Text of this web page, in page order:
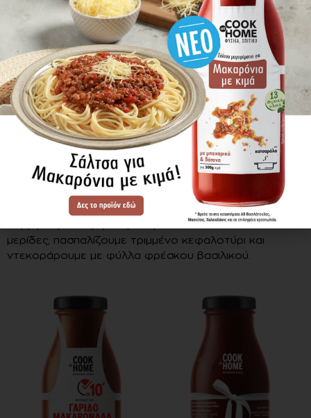
αλατισμένο νερό σύμφωνα με τις οδηγίες της
συσκευασίας.
Αλατίζουμε τις γαρίδες. Σε ένα βαθύ τηγάνι
ζεσταίνουμε το ελαιόλαδο και σοτάρουμε τις γαρίδες
και από τις 2 πλευρές.
3.Περιχύνουμε όλη τη σάλτσα μαγειρέματοςCOOK at
HOME, και βράζουμε για 5 λεπτά, μέχρι να μαγειρευτεί
το φαγητό και να δέσει η σάλτσα.
Προσθέτουμε τα μακαρόνια στις γαρίδες και
ανακατεύουμε απαλά να πάει η σάλτσα παντού.
σερβιρίσματος
Σερβίρουμε τη γαριδομακαρονάδα σε πιατέλα ή σε
μερίδες, πασπαλίζουμε τριμμένο κεφαλοτύρι και
ντεκοράρουμε με φύλλα φρέσκου βασιλικού.